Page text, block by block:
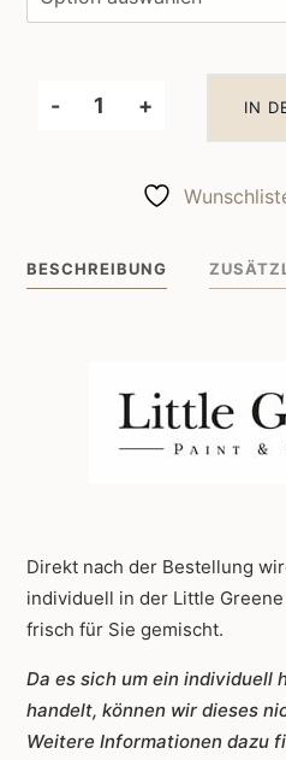
-
Little
Wandfarbe
270
+ IN
BESCHREIBUNG
Direkt nach der Bestellung
individuell in der Little
frisch für Sie gemischt.
Da es sich um ein individuell
handelt, können wir dieses
Weitere Informationen dazu